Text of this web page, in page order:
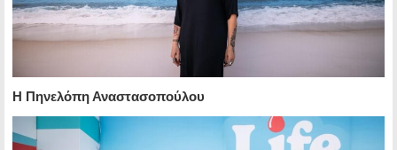
Η Πηνελόπη Αναστασοπούλου